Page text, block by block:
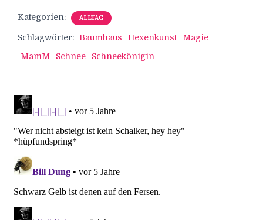
Kategorien: ALLTAG
Schlagwörter: Baumhaus Hexenkunst
Magie
MamM
Schnee Schneekönigin